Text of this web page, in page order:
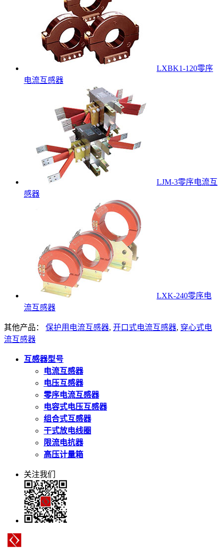
LXBK1-120零序
电流互感器
LJM-3零序电流互
感器
LXK-240零序电
流互感器
其他产品： 保护用电流互感器, 开口式电流互感器, 穿心式电
流互感器
互感器型号
电流互感器
电压互感器
零序电流互感器
电容式电压互感器
组合式互感器
干式放电线圈
限流电抗器
高压计量箱
关注我们